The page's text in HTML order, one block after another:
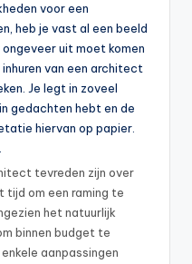
voor een
heb je vast al een beeld
uit moet komen
van een architect
Je legt in zoveel
gedachten hebt en de
hiervan op papier.
tevreden zijn over
om een raming te
het natuurlijk
binnen budget te
aanpassingen